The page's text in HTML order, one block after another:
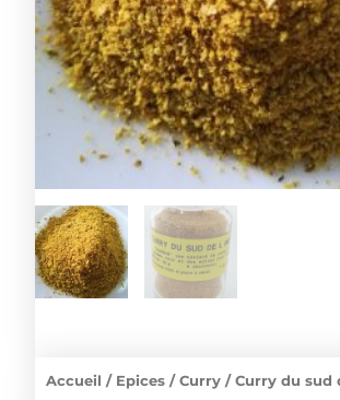
Accueil / Epices /Curry / Curry du sud